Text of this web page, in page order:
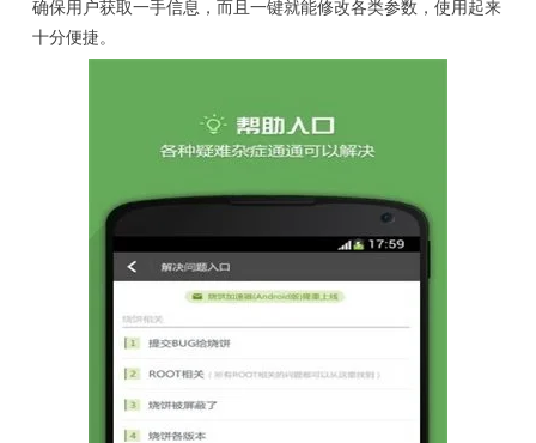
确保用户获取一手信息，而且一键就能修改各类参数，使用起来
十分便捷。